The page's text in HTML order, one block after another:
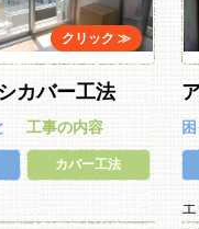
カバー工法
工事の内容
カバー工法